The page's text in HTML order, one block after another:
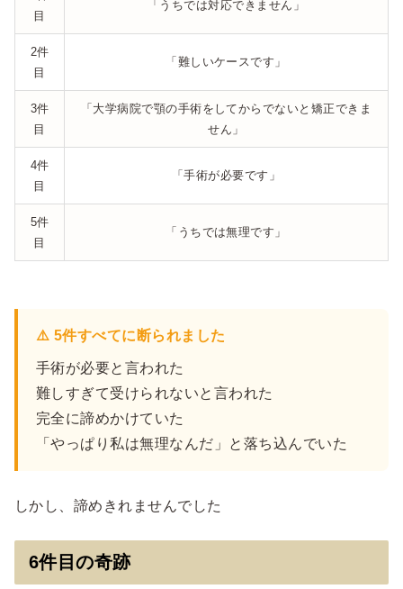
目
「うちでは対応できません」
2件
目
「難しいケースです」
3件
目
「大学病院で顎の手術をしてからでないと矯正できま
せん」
4件
目
「手術が必要です」
5件
目
「うちでは無理です」
⚠️ 5件すべてに断られました
手術が必要と言われた
難しすぎて受けられないと言われた
完全に諦めかけていた
「やっぱり私は無理なんだ」と落ち込んでいた
しかし、諦めきれませんでした
6件目の奇跡